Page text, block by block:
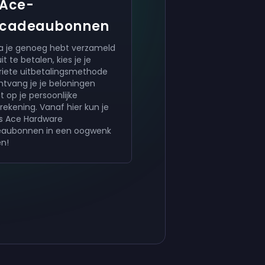
cadeaubonnen
je genoeg hebt verzameld
te betalen, kies je je
uitbetalingsmethode
je je beloningen
op je persoonlijke
Vanaf hier kun je
Ace Hardware
in een oogwenk